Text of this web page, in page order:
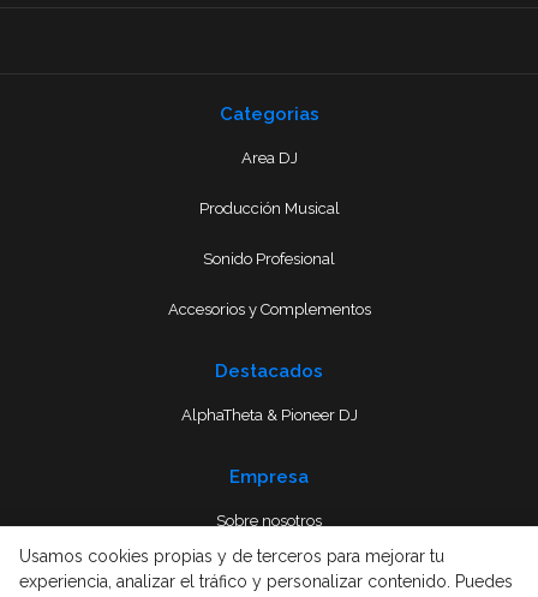
Categorias
Area DJ
Producción Musical
Sonido Profesional
Accesorios y Complementos
Destacados
AlphaTheta & Pioneer DJ
Empresa
Sobre nosotros
Usamos cookies propias y de terceros para mejorar tu
experiencia, analizar el tráfico y personalizar contenido. Puedes